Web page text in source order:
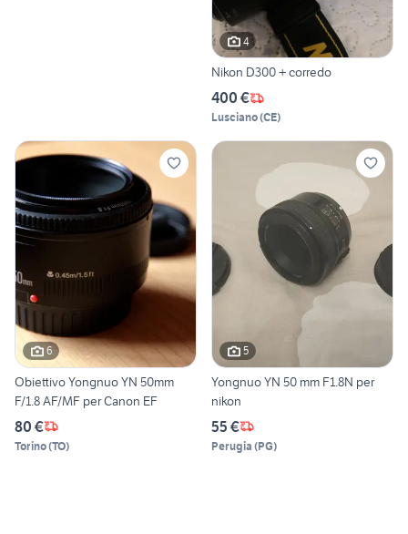
4
Nikon D300 + corredo
400 €
Lusciano(CE)
6
Obiettivo Yongnuo YN 50mm
F/1.8 AF/MF per Canon EF
80 €
Torino(TO)
5
Yongnuo YN 50 mm F1.8N per
nikon
55 €
Perugia (PG)